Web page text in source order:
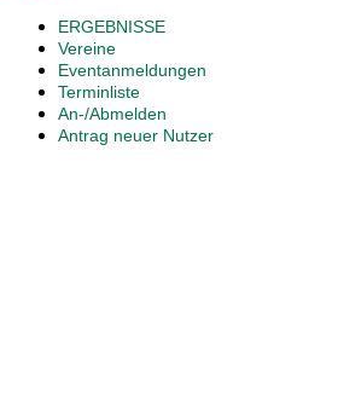
ERGEBNISSE
Vereine
Eventanmeldungen
Terminliste
An-/Abmelden
Antrag neuer Nutzer